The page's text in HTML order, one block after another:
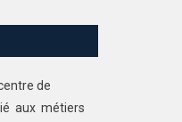
de
aux métiers